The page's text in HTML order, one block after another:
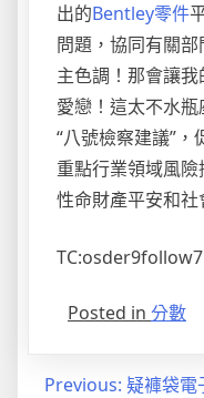
出的Bentley零件
問題，協同有關
主色調！那會讓
愛戀！這太不水瓶
“八號檢察建議”
重點行業領域風
性命財產平安和社
Posted in 分數
Previous: 疑褲袋電